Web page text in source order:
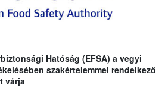
Hatóság (EFSA) a vegyi
szakértelemmel rendelkező
várja